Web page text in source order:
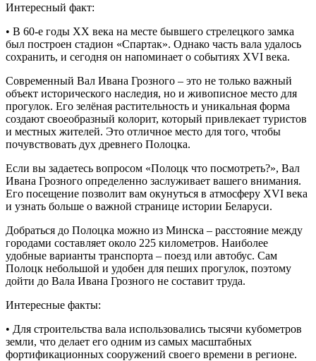
Интересный факт:
• В 60-е годы XX века на месте бывшего стрелецкого замка
был построен стадион «Спартак». Однако часть вала удалось
сохранить, и сегодня он напоминает о событиях XVI века.
Современный Вал Ивана Грозного – это не только важный
объект исторического наследия, но и живописное место для
прогулок. Его зелёная растительность и уникальная форма
создают своеобразный колорит, который привлекает туристов
и местных жителей. Это отличное место для того, чтобы
почувствовать дух древнего Полоцка.
Если вы задаетесь вопросом «Полоцк что посмотреть?», Вал
Ивана Грозного определенно заслуживает вашего внимания.
Его посещение позволит вам окунуться в атмосферу XVI века
и узнать больше о важной странице истории Беларуси.
Добраться до Полоцка можно из Минска – расстояние между
городами составляет около 225 километров. Наиболее
удобные варианты транспорта – поезд или автобус. Сам
Полоцк небольшой и удобен для пеших прогулок, поэтому
дойти до Вала Ивана Грозного не составит труда.
Интересные факты:
• Для строительства вала использовались тысячи кубометров
земли, что делает его одним из самых масштабных
фортификационных сооружений своего времени в регионе.